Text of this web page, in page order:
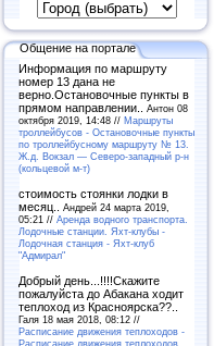
Общение на портале
Информация по маршруту
номер 13 дана не
верно.Остановочные пункты в
прямом направлении.. Антон 08
октября 2019, 14:48 // Маршруты
троллейбусов - Остановочные пункты
по троллейбусному маршруту № 13.
Ж.д. Вокзал — Северо-западный р-н
(кольцевой м-т)
стоимость стоянки лодки в
месяц.. Андрей 24 марта 2019,
05:21 // Аренда водного транспорта.
Лодочные станции. Яхт-клубы -
Лодочная станция - Яхт-клуб
"Адмирал"
Добрый день...!!!!Скажите
пожалуйста до Абакана ходит
теплоход из Красноярска??..
Галя 18 мая 2018, 08:12 //
Расписание движения теплоходов -
Расписание движения теплоходов